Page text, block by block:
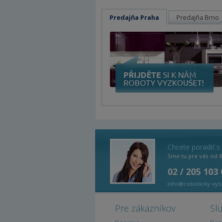
Predajňa Praha Predajňa Brno
Chcete poradiť
Sme tu pre vás od
02 / 205 103
info@roboticky-
Pre zákazníkov